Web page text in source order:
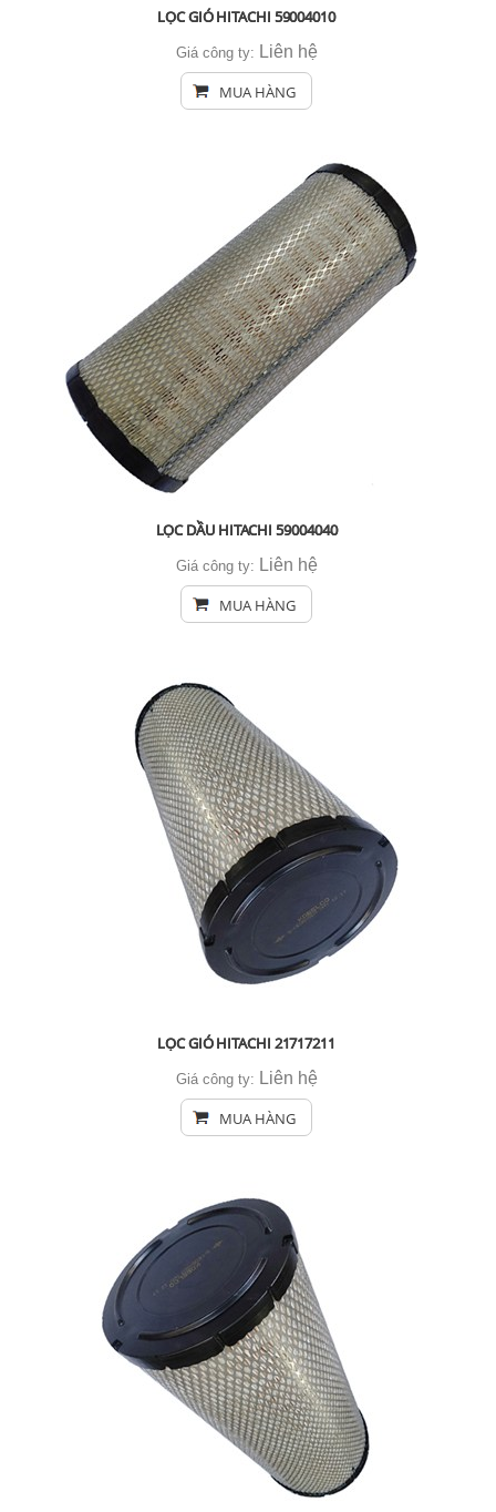
LỌC GIÓ HITACHI 59004010
Giá công ty: Liên hệ
MUA HÀNG
LỌC DẦU HITACHI 59004040
Giá công ty: Liên hệ
MUA HÀNG
LỌC GIÓ HITACHI 21717211
Giá công ty: Liên hệ
MUA HÀNG